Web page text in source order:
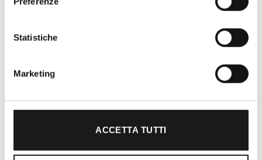
Statistiche
Marketing
ACCETTA TUTTI
Ti guidiamo alla scelta
Il nostro team è formato da personale
altamente specializzato che pratica le più